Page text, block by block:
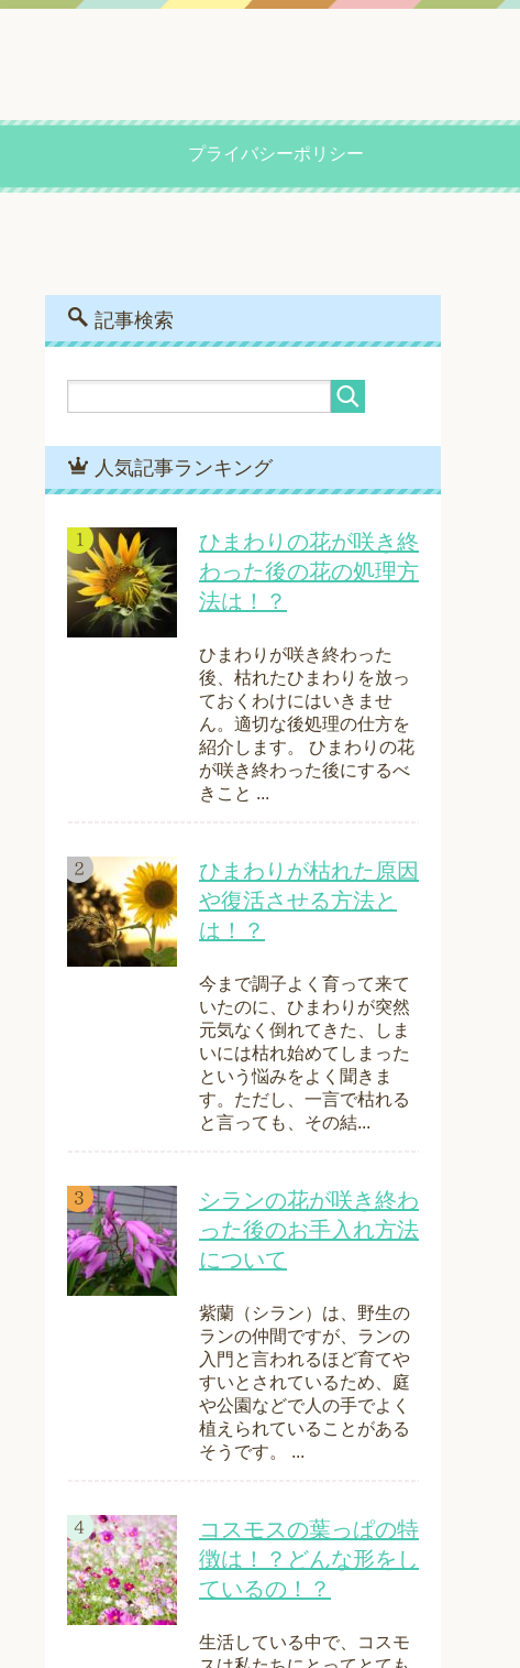
プライバシーポリシー
記事検索
人気記事ランキング
ひまわりの花が咲き終
わった後の花の処理方
法は！？
ひまわりが咲き終わった
後、枯れたひまわりを放っ
ておくわけにはいきませ
ん。適切な後処理の仕方を
紹介します。 ひまわりの花
が咲き終わった後にするべ
きこと ...
ひまわりが枯れた原因
や復活させる方法と
は！？
今まで調子よく育って来て
いたのに、ひまわりが突然
元気なく倒れてきた、しま
いには枯れ始めてしまった
という悩みをよく聞きま
す。ただし、一言で枯れる
と言っても、その結...
シランの花が咲き終わ
った後のお手入れ方法
について
紫蘭（シラン）は、野生の
ランの仲間ですが、ランの
入門と言われるほど育てや
すいとされているため、庭
や公園などで人の手でよく
植えられていることがある
そうです。 ...
コスモスの葉っぱの特
徴は！？どんな形をし
ているの！？
生活している中で、コスモ